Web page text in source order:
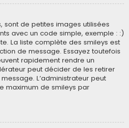
sont de petites images utilisées
avec un code simple, exemple : :)
La liste complète des smileys est
de message. Essayez toutefois
rapidement rendre un
peut décider de les retirer
L’administrateur peut
maximum de smileys par